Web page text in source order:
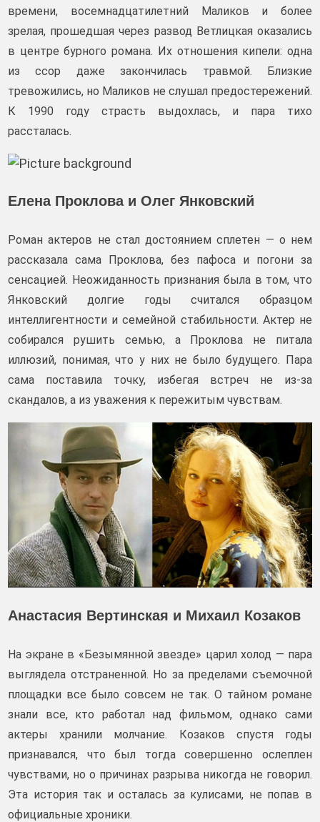
времени, восемнадцатилетний Маликов и более
зрелая, прошедшая через развод Ветлицкая оказались
в центре бурного романа. Их отношения кипели: одна
из ссор даже закончилась травмой. Близкие
тревожились, но Маликов не слушал предостережений.
К 1990 году страсть выдохлась, и пара тихо
рассталась.
Елена Проклова и Олег Янковский
Роман актеров не стал достоянием сплетен — о нем
рассказала сама Проклова, без пафоса и погони за
сенсацией. Неожиданность признания была в том, что
Янковский долгие годы считался образцом
интеллигентности и семейной стабильности. Актер не
собирался рушить семью, а Проклова не питала
иллюзий, понимая, что у них не было будущего. Пара
сама поставила точку, избегая встреч не из‑за
скандалов, а из уважения к пережитым чувствам.
Анастасия Вертинская и Михаил Козаков
На экране в «Безымянной звезде» царил холод — пара
выглядела отстраненной. Но за пределами съемочной
площадки все было совсем не так. О тайном романе
знали все, кто работал над фильмом, однако сами
актеры хранили молчание. Козаков спустя годы
признавался, что был тогда совершенно ослеплен
чувствами, но о причинах разрыва никогда не говорил.
Эта история так и осталась за кулисами, не попав в
официальные хроники.